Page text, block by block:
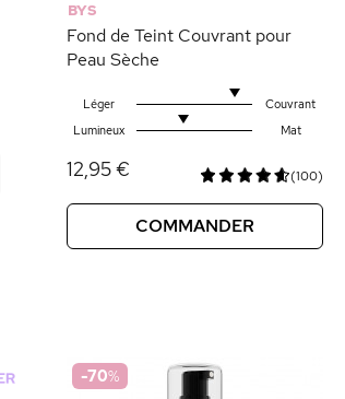
BYS
Fond de Teint Couvrant pour
Peau Sèche
Léger
Couvrant
Lumineux
Mat
12,95 € (100)
COMMANDER
-70%